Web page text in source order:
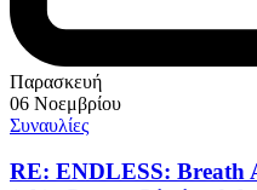
Παρασκευή
06 Νοεμβρίου
Συναυλίες
RE: ENDLESS: Breath